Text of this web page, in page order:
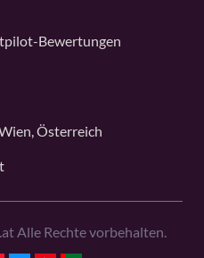
-Bewertungen
Österreich
Alle Rechte vorbehalten.